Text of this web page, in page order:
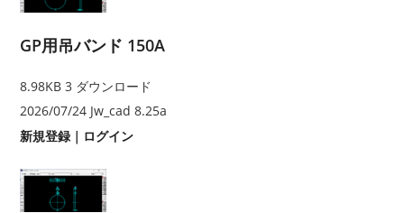
GP用吊バンド 150A
8.98KB3 ダウンロード
2026/07/24 Jw_cad 8.25a
新規登録 ｜ ログイン